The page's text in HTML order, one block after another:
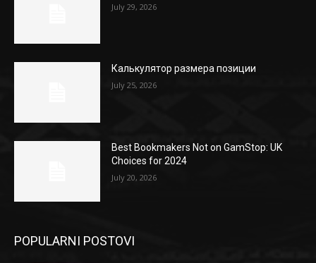
July 29, 2026
Калькулятор размера позиции
July 25, 2026
Best Bookmakers Not on GamStop: UK
Choices for 2024
July 20, 2026
POPULARNI POSTOVI